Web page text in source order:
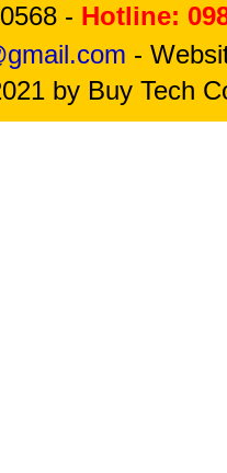
- Hotline:
-
by Buy Tech